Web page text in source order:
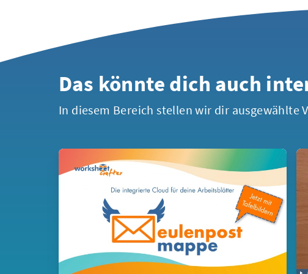
Das könnte dich auch
In diesem Bereich stellen wir dir ausgewählte